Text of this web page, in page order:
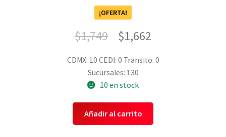
¡OFERTA!
$1,749 $1,662
CDMX: 10 CEDI: 0 Transito: 0
Sucursales: 130
10 en stock
Añadir al carrito